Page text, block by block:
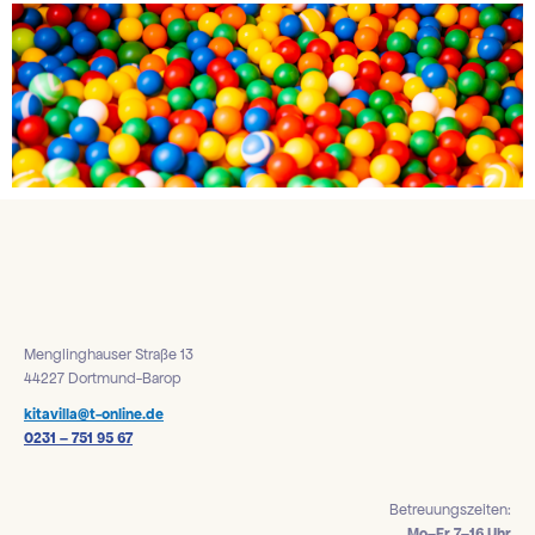
Menglinghauser Straße 13
44227 Dortmund-Barop
kitavilla@t-online.de
0231 – 751 95 67
Betreuungszeiten: